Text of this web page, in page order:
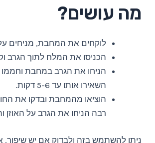
מה עושים?
לוקחים את המחבת, מניחים על
הכניסו את המלח לתוך הגרב
הניחו את הגרב במחבת
השאירו אותו עד 5-6 דקות.
הוציאו מהמחבת ובדקו את
רבה הניחו את הגרב על האוזן
ניתן להשתמש בזה ולבדוק אם יש